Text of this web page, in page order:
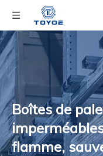
Boîtes de
flamme,